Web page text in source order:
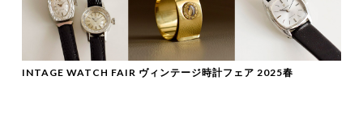
INTAGE WATCH FAIR ヴィンテージ時計フェア 2025春